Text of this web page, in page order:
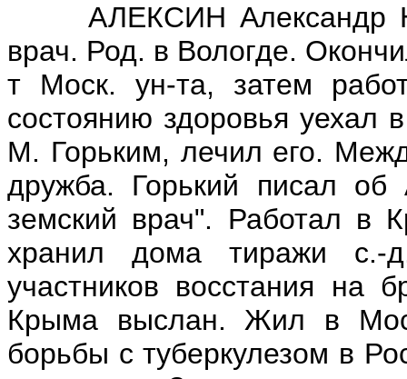
АЛЕКСИН Александр
врач. Род. в Вологде.
т Моск. ун-та, затем
состоянию здоровья уехал
М. Горьким, лечил его.
дружба. Горький писал
земский врач". Работал в
хранил дома тиражи с.-
участников восстания на
Крыма выслан. Жил в
борьбы с туберкулезом в